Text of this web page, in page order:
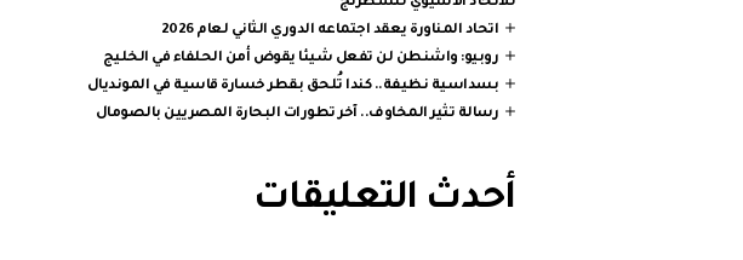
اتحاد المناورة يعقد اجتماعه الدوري الثاني لعام 2026
روبيو: واشنطن لن تفعل شيئا يقوض أمن الحلفاء في الخليج
بسداسية نظيفة.. كندا تُلحق بقطر خسارة قاسية في المونديال
رسالة تثير المخاوف.. آخر تطورات البحارة المصريين بالصومال
أحدث التعليقات